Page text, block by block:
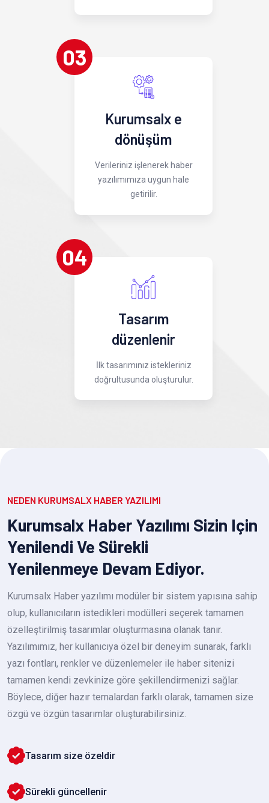
03
Kurumsalx e
dönüşüm
Verileriniz işlenerek haber
yazılımımıza uygun hale
getirilir.
04
Tasarım
düzenlenir
İlk tasarımınız istekleriniz
doğrultusunda oluşturulur.
NEDEN KURUMSALX HABER YAZILIMI
Kurumsalx Haber Yazılımı Sizin Için
Yenilendi Ve Sürekli
Yenilenmeye Devam Ediyor.
Kurumsalx Haber yazılımı modüler bir sistem yapısına sahip
olup, kullanıcıların istedikleri modülleri seçerek tamamen
özelleştirilmiş tasarımlar oluşturmasına olanak tanır.
Yazılımımız, her kullanıcıya özel bir deneyim sunarak, farklı
yazı fontları, renkler ve düzenlemeler ile haber sitenizi
tamamen kendi zevkinize göre şekillendirmenizi sağlar.
Böylece, diğer hazır temalardan farklı olarak, tamamen size
özgü ve özgün tasarımlar oluşturabilirsiniz.
Tasarım size özeldir
Sürekli güncellenir